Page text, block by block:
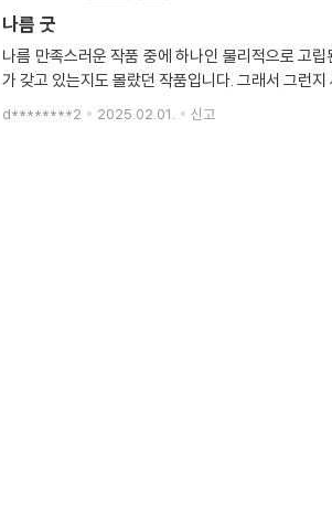
나름 굿
나름 만족스러운 작품 중에 하나인 물리적으로 고
가 갖고 있는지도 몰랐던 작품입니다. 그래서 그런지
d********2 2025.02.01. 신고